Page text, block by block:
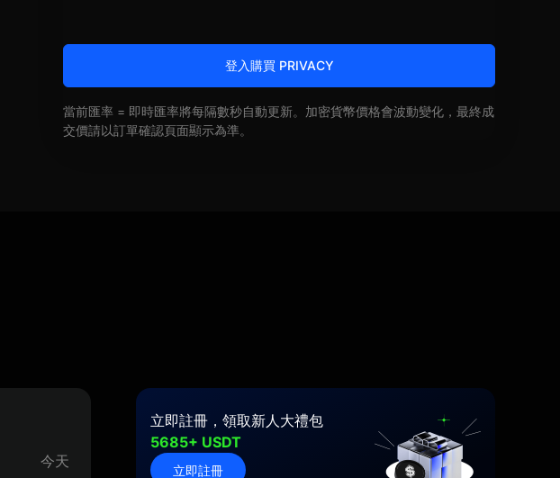
登入購買 PRIVACY
當前匯率 = 即時匯率將每隔數秒自動更新。加密貨幣價格會波動變化，最終成
交價請以訂單確認頁面顯示為準。
今天
立即註冊，領取新人大禮包
5685+ USDT
立即註冊